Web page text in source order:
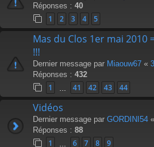
Réponses : 40
1 2 3 4 5
Mas du Clos 1er mai 2010
!!!
Dernier message par Miaouw67 «
Réponses : 432
1 41 42 43 44
Vidéos
Dernier message par GORDINI54 «
Réponses : 88
1 6 7 8 9